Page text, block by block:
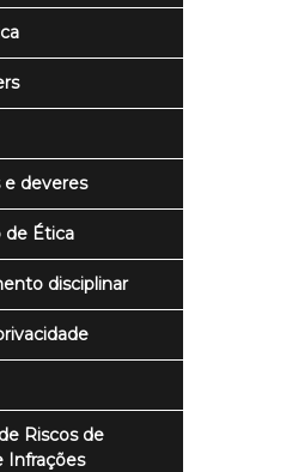
e deveres
de Ética
disciplinar
Riscos de
Infrações